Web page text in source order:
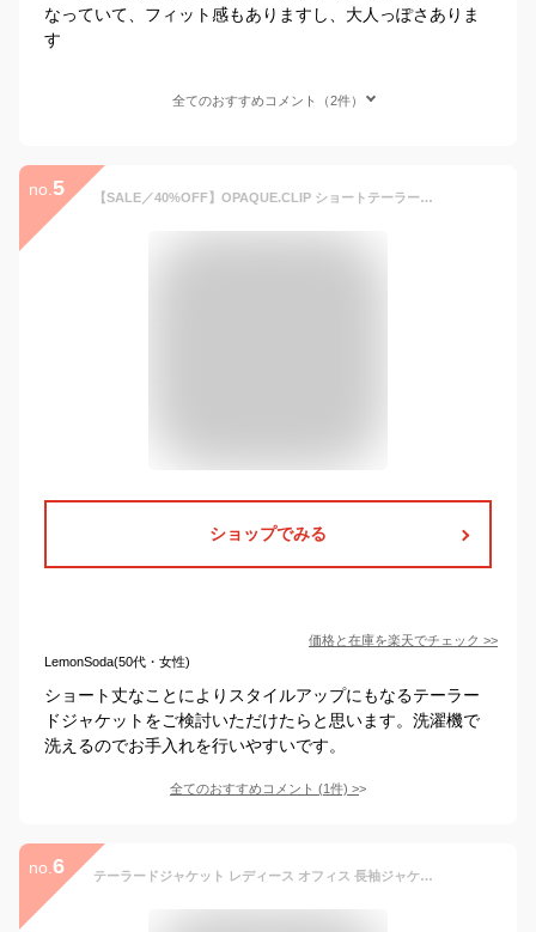
なっていて、フィット感もありますし、大人っぽさありま
す
全てのおすすめコメント（2件）
no. 5 【SALE／40%OFF】OPAQUE.CLIP ショートテーラードジャケット【洗濯機洗い可】 オペークドットクリップ ジャケット・アウター テーラードジャケット・ブレザー ベージュ ネイビー【送料無料】
ショップでみる
価格と在庫を楽天でチェック >>
LemonSoda(50代・女性)
ショート丈なことによりスタイルアップにもなるテーラー
ドジャケットをご検討いただけたらと思います。洗濯機で
洗えるのでお手入れを行いやすいです。
全てのおすすめコメント (1件) >
no. 6 テーラードジャケット レディース オフィス 長袖ジャケット 通勤 きれいめ OL ジャケット ビジネススーツ テーラード ダブル 羽織り オフィスカジュアル 入学式 ママスーツ テーラードジャケット 卒業式 結婚式 春 夏 秋 冬